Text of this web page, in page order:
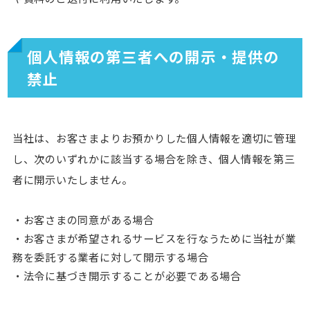
個人情報の第三者への開示・提供の
禁止
当社は、お客さまよりお預かりした個人情報を適切に管理
し、次のいずれかに該当する場合を除き、個人情報を第三
者に開示いたしません。
・お客さまの同意がある場合
・お客さまが希望されるサービスを行なうために当社が業
務を委託する業者に対して開示する場合
・法令に基づき開示することが必要である場合